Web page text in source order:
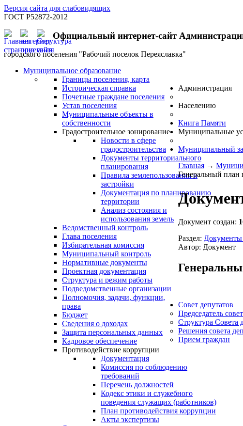
Версия сайта для слабовидящих
ГОСТ Р52872-2012
Официальный интернет-сайт
городского поселения "Рабочий поселок Переяславка"
Муниципальное образование
Границы поселения, карта
Историческая справка
Почетные граждане поселения
Устав поселения
Муниципальные объекты в
собственности
Градостроительное зонирование
Новости в сфере
градостроительства
Документы территориального
планирования
Правила землепользования и
застройки
Документация по планированию
территории
Анализ состояния и
использования земель
Ведомственный контроль
Глава поселения
Избирательная комиссия
Муниципальный контроль
Администрация
Нормативные документы
Проектная документация
Структура и режим работы
Подведомственные организации
Полномочия, задачи, функции,
права
Бюджет
Сведения о доходах
Защита персональных данных
Кадровое обеспечение
Противодействие коррупции
Документация
Комиссия по соблюдению
требований
Перечень должностей
Кодекс этики и служебного
поведения служащих (работников)
План противодействия коррупции
Акты экспертизы
Населению
Книга Памяти
Муниципальные
Муниципальный
Главная →
Генеральный план
Документ создан:
Раздел: Документы
Автор: Документ
Совет депутатов
Председатель
Структура Совета
Решения совета
Прием граждан